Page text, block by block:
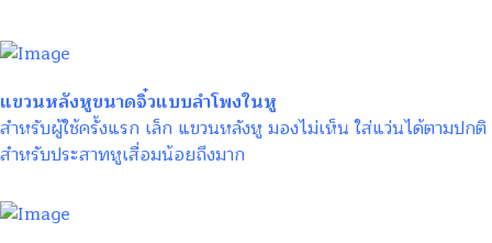
แขวนหลังหูขนาดจิ๋วแบบลำโพงในหู
สำหรับผู้ใช้ครั้งแรก เล็ก แขวนหลังหู มองไม่เห็น ใส่แว่นได้ตามปกติ
สำหรับประสาทหูเสื่อมน้อยถึงมาก